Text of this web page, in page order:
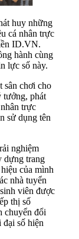
huy những
cá nhân trực
ID.VN.
hành cùng
lực số này.
sân chơi cho
tưởng, phát
trực
sử dụng tên
nghiệm
dựng trang
của mình
nhà tuyển
viên được
thị số
chuyển đổi
số hiện